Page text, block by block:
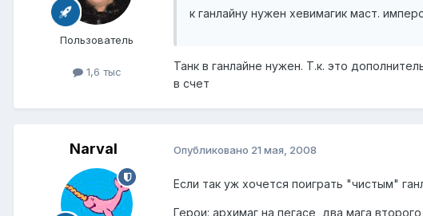
Пользователь
1,6 тыс
к ганлайну нужен хевимагик маст.
Танк в ганлайне нужен. Т.к. это
в счет
Narval Опубликовано 21 мая, 2008
Если так уж хочется поиграть "чистым"
Герои: архимаг на пегасе, два мага